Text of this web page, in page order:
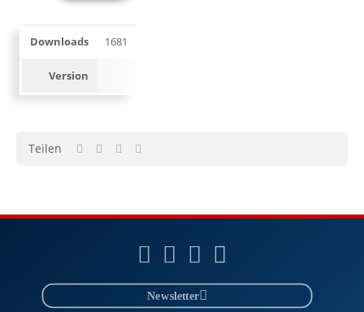
Downloads 1681
Version
Teilen
Newsletter